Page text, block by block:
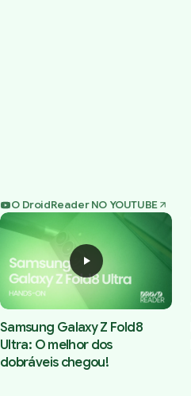
O DroidReader NO YOUTUBE
Samsung Galaxy Z Fold8
Ultra: O melhor dos
dobráveis chegou!